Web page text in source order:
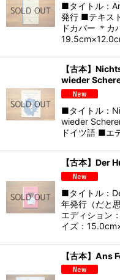
■タイトル：
発行 ■テキス
ドカバー ＊カ
【古本】
wieder
■タイトル：
wieder
ドイツ語 ■エ
【古本】
■タイトル：
年発行（だと
エディション
イズ：
【古本】